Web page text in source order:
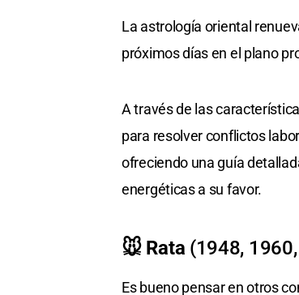
La astrología oriental
próximos días en el plano
A través de las
para resolver conflictos
ofreciendo una guía
energéticas a su favor.
🐭 Rata (1948,
Es bueno pensar en otros